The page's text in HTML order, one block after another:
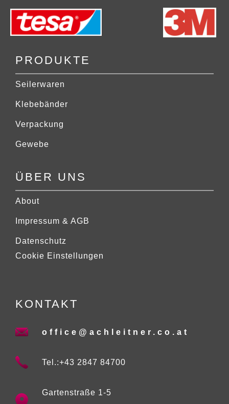
PRODUKTE
Seilerwaren
Klebebänder
Verpackung
Gewebe
ÜBER UNS
About
Impressum & AGB
Datenschutz
Cookie Einstellungen
KONTAKT
office@achleitner.co.at
Tel.:+43 2847 84700
Gartenstraße 1-5